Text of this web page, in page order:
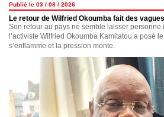
Publié le 03 / 08 / 2026
Le retour de Wilfried Okoumba fait des vagues
Son retour au pays ne semble laisser personne
l’activiste Wilfried Okoumba Kamitatou a posé
s’enflamme et la pression monte.